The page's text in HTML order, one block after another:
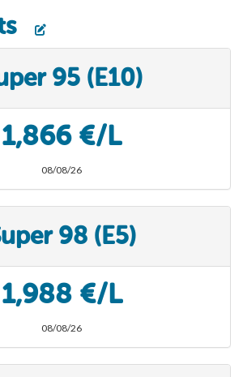
95 (E10)
1,866 €/L
08/08/26
98 (E5)
1,988 €/L
08/08/26